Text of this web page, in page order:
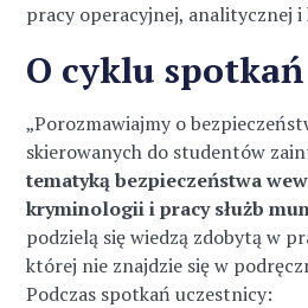
pracy operacyjnej, analitycznej
O cyklu spotkań
„Porozmawiajmy o
skierowanych do studentów
tematyką bezpieczeństwa
kryminologii i pracy służb
podzielą się wiedzą zdobytą w
której nie znajdzie się w
Podczas spotkań uczestnicy: